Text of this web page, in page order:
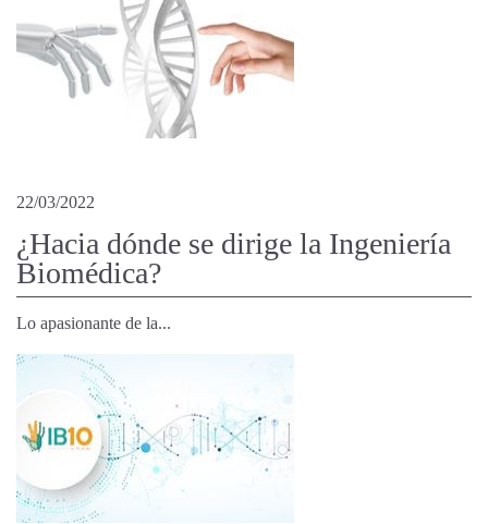
22/03/2022
¿Hacia dónde se dirige la Ingeniería
Biomédica?
Lo apasionante de la...